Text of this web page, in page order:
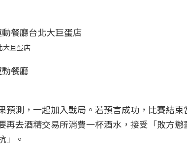
大巨蛋店
預測，一起加入戰局。若預言成功，比賽結束
再去酒精交易所消費一杯酒水，接受「敗方
」。